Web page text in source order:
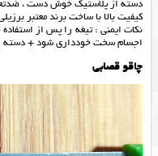
دسته از پلاستیک خوش دست ،
کیفیت بالا با ساخت برند معتبر
نکات ایمنی : تیغه را پس از
اجسام سخت خودداری شود + دسته
چاقو قصابی